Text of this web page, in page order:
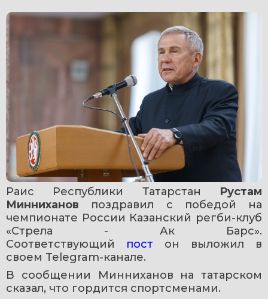
Раис Республики Татарстан Рустам
Минниханов поздравил с победой на
чемпионате России Казанский регби-клуб
«Стрела - Ак Барс».
Соответствующий пост он выложил в
своем Telegram-канале.
В сообщении Минниханов на татарском
сказал, что гордится спортсменами.